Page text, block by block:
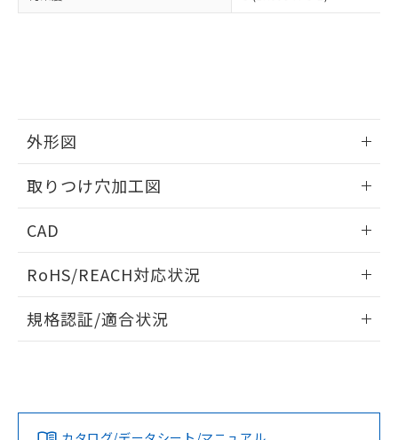
外形図
取りつけ穴加工図
CAD
ドすることができます。
ログイン/会員登録
ダウンロードデータをご利用いただく前に、以下を必ずお読
みください。
RoHS/REACH対応状況
EU RoHS 注意事項・凡例
規格認証/適合状況
マイパーツ機能（部品リスト作成サー
および当社の共同利用者が、当社の製
※当社の共同利用者とは、
の共同利用に関して"
の「1.共同利
月が前後することがあります。
とができます。
EU RoHS指令（10物質）の非含有証明書
ものではありません。
また、RoHS指令のフタル酸エステル類４
物質の対応では、対応完了までの期間は出
荷製品に未対応品が混在することから備考
欄に対応日を記載しておりました。
質が外部に漏えいし、環境に深刻な影響を
法に輸出するおそれがある場合は、取
受注生産機種、また在庫状況の